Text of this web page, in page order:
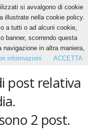
post relativa
2 post.
si avvalgono di cookie
illustrate nella cookie policy.
a tutti o ad alcuni cookie,
banner, scorrendo questa
in altra maniera,
informazioni ACCETTA